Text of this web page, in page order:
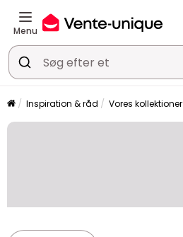
Menu
Inspiration & råd Vores kollektioner